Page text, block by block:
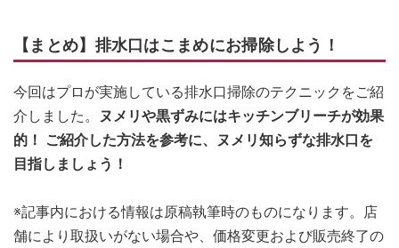
【まとめ】排水口はこまめにお掃除しよう！
今回はプロが実施している排水口掃除のテクニックをご紹
介しました。
ヌメリや黒ずみにはキッチンブリーチが効果
的！ ご紹介した方法を参考に、ヌメリ知らずな排水口を
目指しましょう！
※記事内における情報は原稿執筆時のものになります。店
舗により取扱いがない場合や、価格変更および販売終了の